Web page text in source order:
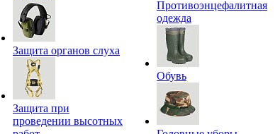
Защита органов слуха
Защита при
проведении высотных
Противоэнцефалитная
одежда
Обувь